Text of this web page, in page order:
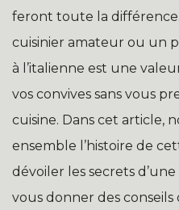
feront toute la
cuisinier amateur ou un
à l’italienne est une
vos convives sans vous
cuisine. Dans cet article,
ensemble l’histoire de
dévoiler les secrets
vous donner des